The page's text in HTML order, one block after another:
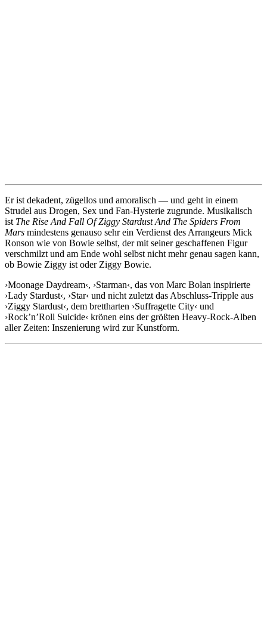
Er ist dekadent, zügellos und amoralisch — und geht in einem
Strudel aus Drogen, Sex und Fan-Hysterie zugrunde. Musikalisch
ist The Rise And Fall Of Ziggy Stardust And The Spiders From
Mars mindestens genauso sehr ein Verdienst des Arrangeurs Mick
Ronson wie von Bowie selbst, der mit seiner geschaffenen Figur
verschmilzt und am Ende wohl selbst nicht mehr genau sagen kann,
ob Bowie Ziggy ist oder Ziggy Bowie.
›Moonage Daydream‹, ›Starman‹, das von Marc Bolan inspirierte
›Lady Stardust‹, ›Star‹ und nicht zuletzt das Abschluss-Tripple aus
›Ziggy Stardust‹, dem brettharten ›Suffragette City‹ und
›Rock’n’Roll Suicide‹ krönen eins der größten Heavy-Rock-Alben
aller Zeiten: Inszenierung wird zur Kunstform.